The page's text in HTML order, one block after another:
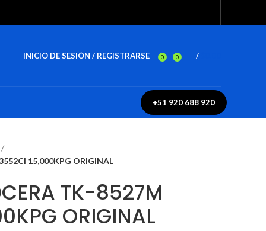
INICIO DE SESIÓN / REGISTRARSE 0 0 /
+51 920 688 920
15,000KPG ORIGINAL
TK-8527M
ORIGINAL